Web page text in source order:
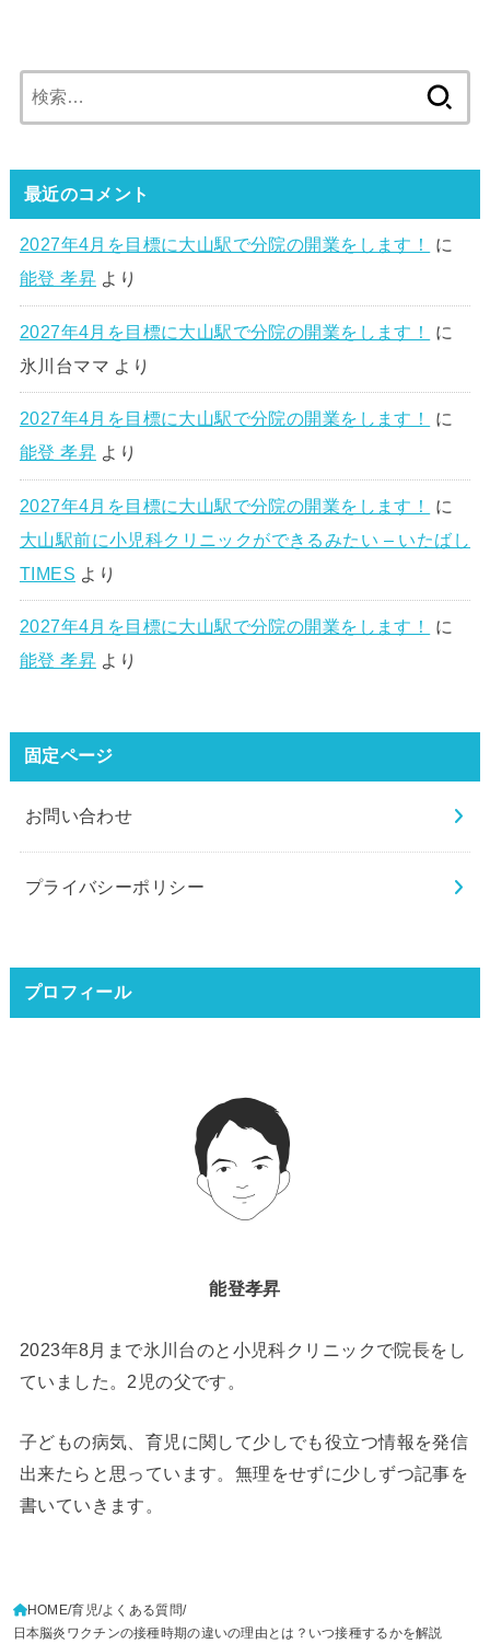
索:
最近のコメント
2027年4月を目標に大山駅で分院の開業をします！
に
能登 孝昇より
2027年4月を目標に大山駅で分院の開業をします！
に
氷川台ママ より
2027年4月を目標に大山駅で分院の開業をします！
に
能登 孝昇より
2027年4月を目標に大山駅で分院の開業をします！
に
大山駅前に小児科クリニックができるみたい – いたばし
TIMES より
2027年4月を目標に大山駅で分院の開業をします！
に
能登 孝昇より
固定ページ
お問い合わせ
プライバシーポリシー
プロフィール
能登孝昇
2023年8月まで氷川台のと小児科クリニックで院長をし
ていました。2児の父です。
子どもの病気、育児に関して少しでも役立つ情報を発信
出来たらと思っています。無理をせずに少しずつ記事を
書いていきます。
HOME 育児 よくある質問
日本脳炎ワクチンの接種時期の違いの理由とは？いつ接種するかを解説